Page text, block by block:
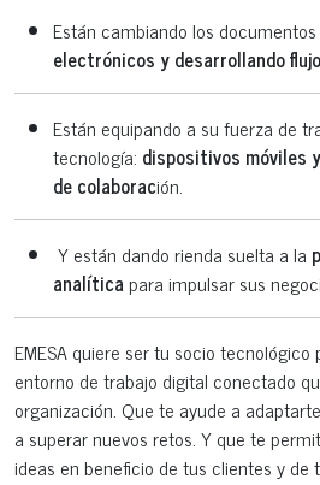
Están cambiando los
electrónicos y desarrollando
Están equipando a su fuerza de
tecnología: dispositivos móviles
de colaboración.
Y están dando rienda suelta a la
analíticapara impulsar sus
EMESA quiere ser tu socio tecnológico
entorno de trabajo digital conectado
organización. Que te ayude a
a superar nuevos retos. Y que te
ideas en beneficio de tus clientes y de